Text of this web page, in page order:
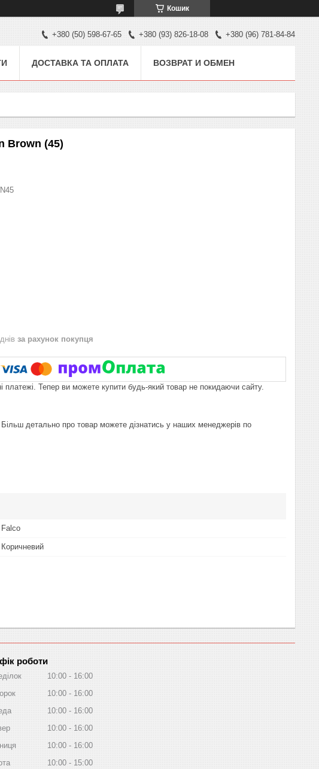
Кошик
+380 (50) 598-67-65 +380 (93) 826-18-08 +380 (96) 781-84-84
ДОСТАВКА ТА ОПЛАТА ВОЗВРАТ И ОБМЕН
Brown (45)
за рахунок покупця
платежі. Тепер ви можете купити будь-який товар не покидаючи сайту.
детально про товар можете дізнатись у наших менеджерів по
Falco
Коричневий
роботи
10:00
16:00
10:00
16:00
10:00
16:00
10:00
16:00
10:00
16:00
10:00
15:00